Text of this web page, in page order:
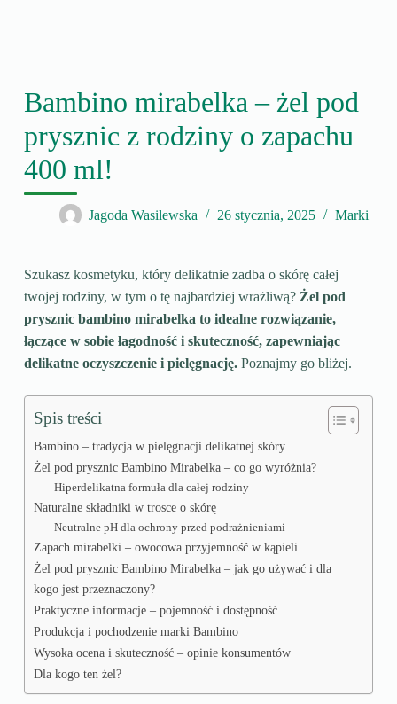
Bambino mirabelka – żel pod
prysznic z rodziny o zapachu
400 ml!
Jagoda Wasilewska 26 stycznia, 2025 Marki
Szukasz kosmetyku, który delikatnie zadba o skórę całej
twojej rodziny, w tym o tę najbardziej wrażliwą? Żel pod
prysznic bambino mirabelka to idealne rozwiązanie,
łączące w sobie łagodność i skuteczność, zapewniając
delikatne oczyszczenie i pielęgnację.Poznajmy go bliżej.
Spis treści
Bambino – tradycja w pielęgnacji delikatnej skóry
Żel pod prysznic Bambino Mirabelka – co go wyróżnia?
Hiperdelikatna formuła dla całej rodziny
Naturalne składniki w trosce o skórę
Neutralne pH dla ochrony przed podrażnieniami
Zapach mirabelki – owocowa przyjemność w kąpieli
Żel pod prysznic Bambino Mirabelka – jak go używać i dla
kogo jest przeznaczony?
Praktyczne informacje – pojemność i dostępność
Produkcja i pochodzenie marki Bambino
Wysoka ocena i skuteczność – opinie konsumentów
Dla kogo ten żel?